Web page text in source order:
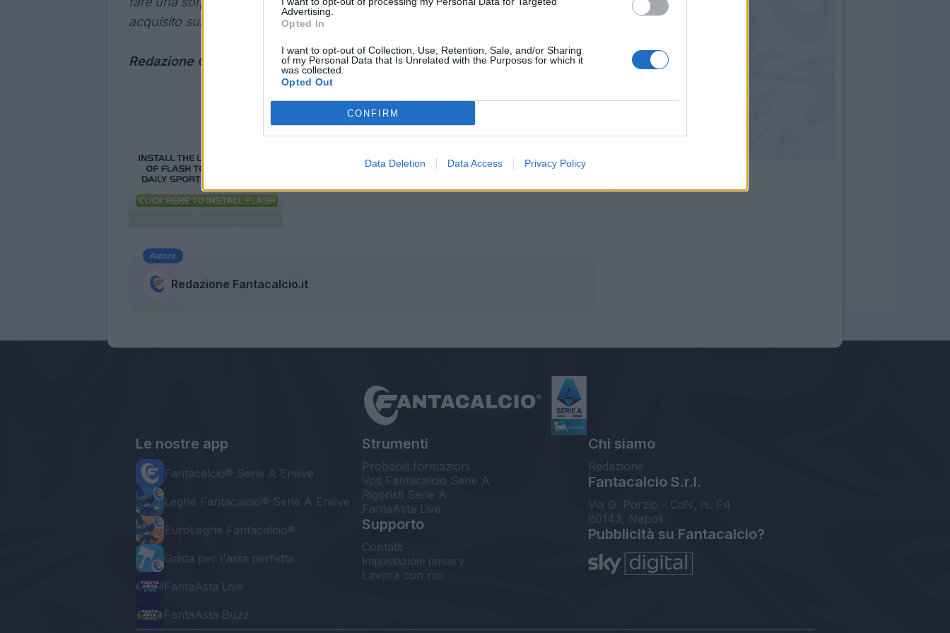
Advertising.
Opted In
I want to opt-out of Collection, Use, Retention, Sale, and/or Sharing
of my Personal Data that Is Unrelated with the Purposes for which it
was collected.
Opted Out
CONFIRM
Data Deletion Data Access Privacy Policy
acquisito sul campo".
Redazione CanaleGenoa
Autore
Redazione Fantacalcio.it
Le nostre app
Fantacalcio® Serie A Enilive
Leghe Fantacalcio® Serie A Enilive
EuroLeghe Fantacalcio®
Guida per l'asta perfetta
FantaAsta Live
FantaAsta Buzz
Strumenti
Probabili formazioni
Voti Fantacalcio Serie A
Rigoristi Serie A
FantaAsta Live
Supporto
Contatti
Impostazioni privacy
Lavora con noi
Chi siamo
Redazione
Fantacalcio S.r.l.
Via G. Porzio - CdN, Is. F4
80143, Napoli
Pubblicità su Fantacalcio?